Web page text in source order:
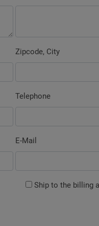
Zipcode, City
Telephone
E-Mail
Ship to the billing